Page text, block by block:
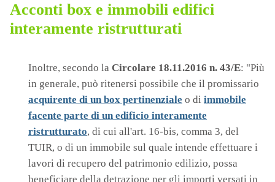
Acconti box e immobili edifici
interamente ristrutturati
Inoltre, secondo la Circolare 18.11.2016 n. 43/E: "Più
in generale, può ritenersi possibile che il promissario
acquirente di un box pertinenziale o di immobile
facente parte di un edificio interamente
ristrutturato, di cui all'art. 16-bis, comma 3, del
TUIR, o di un immobile sul quale intende effettuare i
lavori di recupero del patrimonio edilizio, possa
beneficiare della detrazione per gli importi versati in